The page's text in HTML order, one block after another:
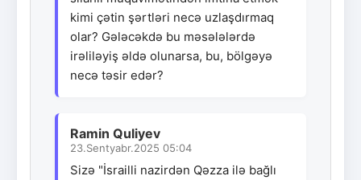
kimi çətin şərtləri necə uzlaşdırmaq
olar? Gələcəkdə bu məsələlərdə
irəliləyiş əldə olunarsa, bu, bölgəyə
necə təsir edər?
Ramin Quliyev
23.Sentyabr.2025 05:04
Sizə "İsrailli nazirdən Qəzza ilə bağlı